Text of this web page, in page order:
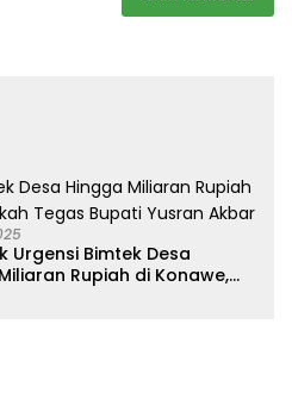
Urgensi Bimtek Desa
Rupiah di Konawe,